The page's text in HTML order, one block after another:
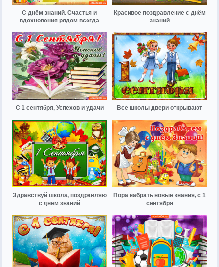
С днём знаний. Счастья и
вдохновения рядом всегда
Красивое поздравление с днём
знаний
С 1 сентября, Успехов и удачи Все школы двери открывают
Здравствуй школа, поздравляю
с днем знаний
Пора набрать новые знания, с 1
сентября